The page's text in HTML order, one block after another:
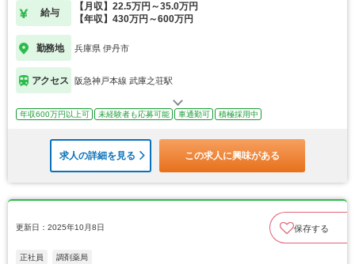
給与
【月収】22.5万円～35.0万円
【年収】430万円～600万円
勤務地 兵庫県 伊丹市
アクセス 阪急神戸本線 武庫之荘駅
年収600万円以上可 未経験者も応募可能 車通勤可 積極採用中
求人の詳細を見る この求人に興味がある
更新日：2025年10月8日 保存する
正社員 調剤薬局